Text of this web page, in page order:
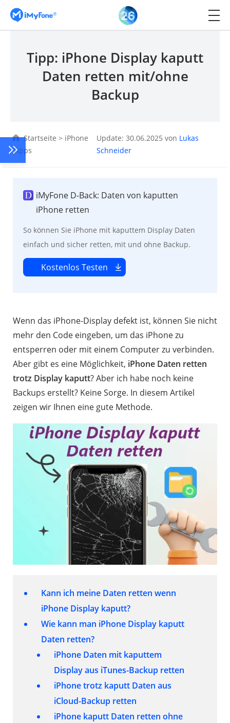
Tipp: iPhone Display kaputt
Daten retten mit/ohne
Backup
Startseite > iPhone
Tipps
Update: 30.06.2025 von Lukas
Schneider
iMyFone D-Back: Daten von kaputten
iPhone retten
So können Sie iPhone mit kaputtem Display Daten
einfach und sicher retten, mit und ohne Backup.
Kostenlos Testen
Wenn das iPhone-Display defekt ist, können Sie nicht
mehr den Code eingeben, um das iPhone zu
entsperren oder mit einem Computer zu verbinden.
Aber gibt es eine Möglichkeit, iPhone Daten retten
trotz Display kaputt? Aber ich habe noch keine
Backups erstellt? Keine Sorge. In diesem Artikel
zeigen wir Ihnen eine gute Methode.
Kann ich meine Daten retten wenn
iPhone Display kaputt?
Wie kann man iPhone Display kaputt
Daten retten?
iPhone Daten mit kaputtem
Display aus iTunes-Backup retten
iPhone trotz kaputt Daten aus
iCloud-Backup retten
iPhone kaputt Daten retten ohne